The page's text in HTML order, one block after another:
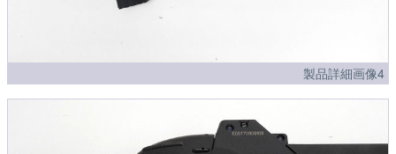
製品詳細画像4